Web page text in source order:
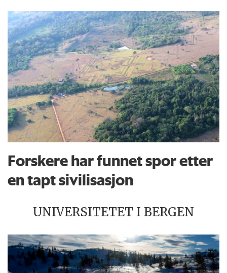
Forskere har funnet spor etter
en tapt sivilisasjon
UNIVERSITETET I BERGEN